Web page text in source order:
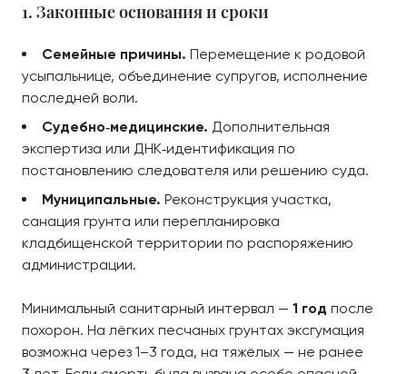
1. Законные основания и сроки
Семейные причины. Перемещение к родовой
усыпальнице, объединение супругов, исполнение
последней воли.
Судебно‑медицинские. Дополнительная
экспертиза или ДНК‑идентификация по
постановлению следователя или решению суда.
Муниципальные. Реконструкция участка,
санация грунта или перепланировка
кладбищенской территории по распоряжению
администрации.
Минимальный санитарный интервал — 1 год после
похорон. На лёгких песчаных грунтах эксгумация
возможна через 1–3 года, на тяжёлых — не ранее